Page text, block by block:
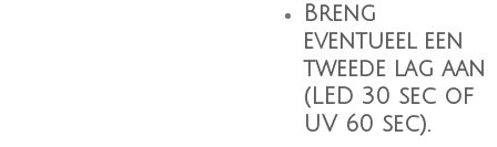
Breng
eventueel een
tweede lag aan
(LED 30 sec of
UV 60 sec).